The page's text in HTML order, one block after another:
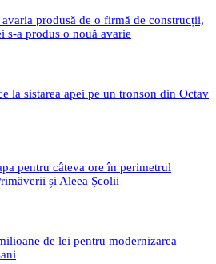
produsă de o firmă de construcții,
s-a produs o nouă avarie
la sistarea apei pe un tronson din Octav
pentru câteva ore în perimetrul
și Aleea Școlii
de lei pentru modernizarea